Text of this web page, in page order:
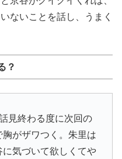
ないことを話し、うまく
？
見終わる度に次回の
がザワつく。朱里は
気づいて欲しくてや